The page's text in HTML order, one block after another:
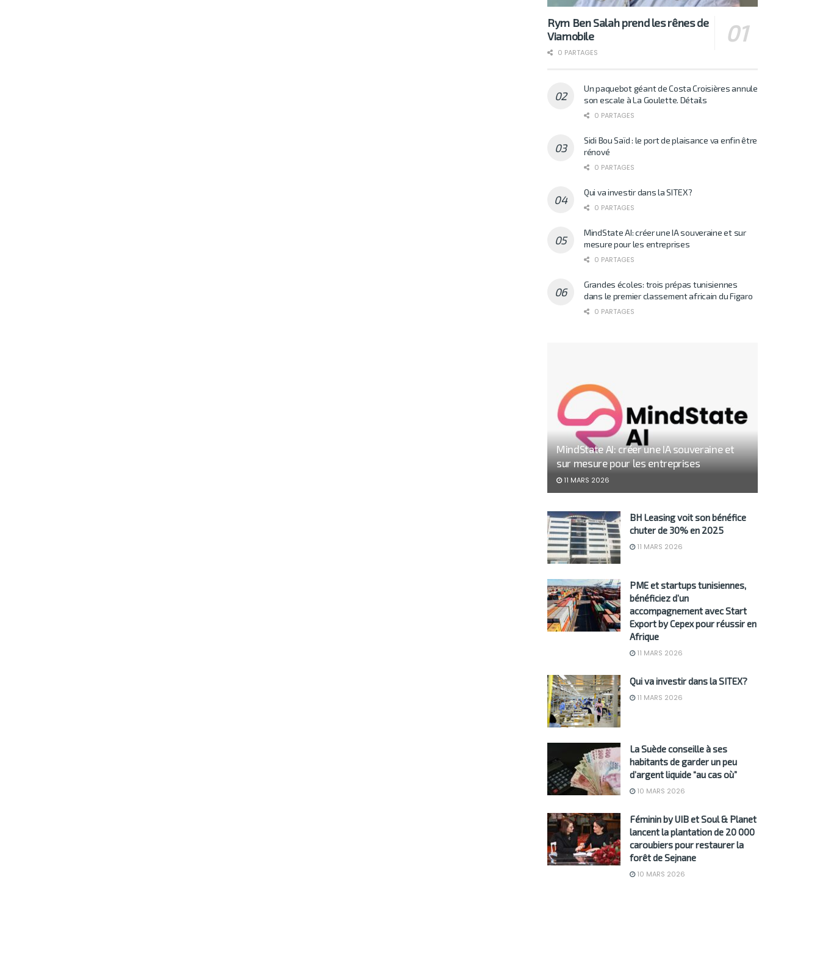
Rym Ben Salah prend les rênes de
Viamobile
0 PARTAGES
Un paquebot géant de Costa Croisières annule
son escale à La Goulette. Détails
0 PARTAGES
Sidi Bou Saïd : le port de plaisance va enfin être
rénové
0 PARTAGES
Qui va investir dans la SITEX?
0 PARTAGES
MindState AI: créer une IA souveraine et sur
mesure pour les entreprises
0 PARTAGES
Grandes écoles: trois prépas tunisiennes
dans le premier classement africain du Figaro
0 PARTAGES
MindState AI: créer une IA souveraine et
sur mesure pour les entreprises
11 MARS 2026
BH Leasing voit son bénéfice
chuter de 30% en 2025
11 MARS 2026
PME et startups tunisiennes,
bénéficiez d’un
accompagnement avec Start
Export by Cepex pour réussir en
Afrique
11 MARS 2026
Qui va investir dans la SITEX?
11 MARS 2026
La Suède conseille à ses
habitants de garder un peu
d’argent liquide “au cas où”
10 MARS 2026
Féminin by UIB et Soul & Planet
lancent la plantation de 20 000
caroubiers pour restaurer la
forêt de Sejnane
10 MARS 2026